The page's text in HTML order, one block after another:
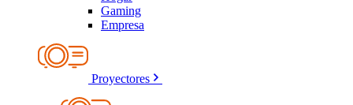
Gaming
Empresa
Proyectores